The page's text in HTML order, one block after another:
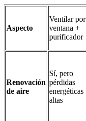
Aspecto
Ventilar por
ventana +
purificador
Renovación
de aire
Sí, pero
pérdidas
energéticas
altas